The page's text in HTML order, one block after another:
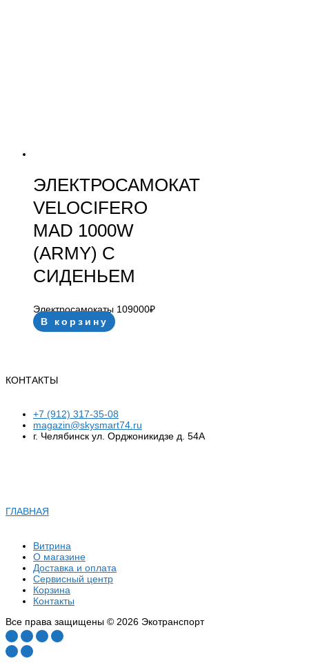
ЭЛЕКТРОСАМОКАТ
VELOCIFERO
MAD 1000W
(ARMY) С
СИДЕНЬЕМ
Электросамокаты 109000₽
В корзину
КОНТАКТЫ
+7 (912) 317-35-08
magazin@skysmart74.ru
г. Челябинск ул. Орджоникидзе д. 54А
ГЛАВНАЯ
Витрина
О магазине
Доставка и оплата
Сервисный центр
Корзина
Контакты
Все права защищены © 2026 Экотранспорт